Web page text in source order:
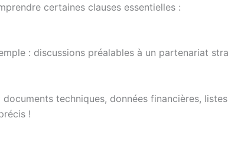
certaines clauses essentielles :
: discussions préalables à un partenariat
techniques, données financières,
!